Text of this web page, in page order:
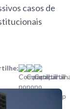
casos de